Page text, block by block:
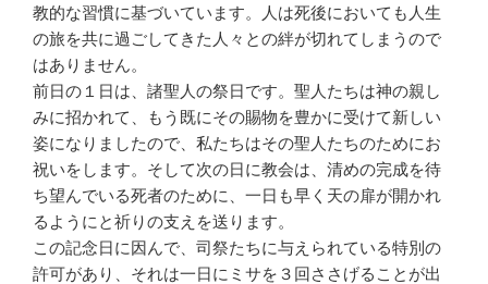
教的な習慣に基づいています。人は死後においても人生
の旅を共に過ごしてきた人々との絆が切れてしまうので
はありません。
前日の１日は、諸聖人の祭日です。聖人たちは神の親し
みに招かれて、もう既にその賜物を豊かに受けて新しい
姿になりましたので、私たちはその聖人たちのためにお
祝いをします。そして次の日に教会は、清めの完成を待
ち望んでいる死者のために、一日も早く天の扉が開かれ
るようにと祈りの支えを送ります。
この記念日に因んで、司祭たちに与えられている特別の
許可があり、それは一日にミサを３回ささげることが出